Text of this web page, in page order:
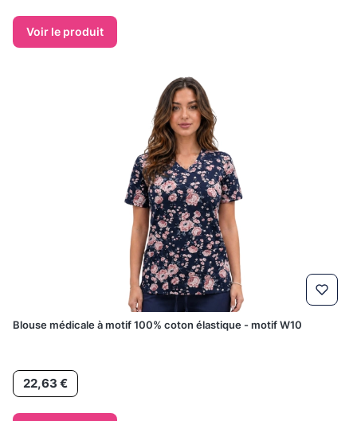
Voir le produit
Blouse médicale à motif 100% coton élastique - motif W10
Prix22,63 €